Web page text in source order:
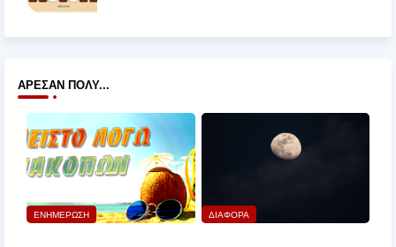
ΆΡΕΣΑΝ ΠΟΛΎ...
ΕΝΗΜΕΡΩΣΗ ΔΙΑΦΟΡΑ